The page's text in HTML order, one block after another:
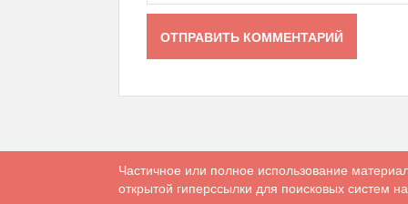
Частичное или полное использование
открытой гиперссылки для поисковых систем